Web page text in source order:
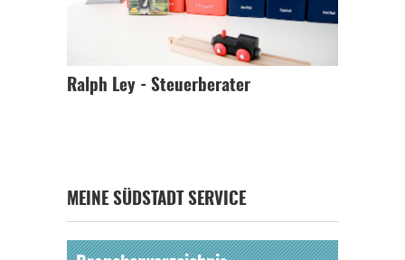
Ralph Ley - Steuerberater
MEINE SÜDSTADT SERVICE